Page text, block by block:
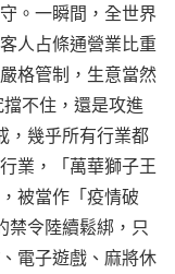
。一瞬間，全世界
人占條通營業比重
格管制，生意當然
不住，還是攻進
，幾乎所有行業都
業，「萬華獅子王
被當作「疫情破
禁令陸續鬆綁，只
、電子遊戲、麻將休